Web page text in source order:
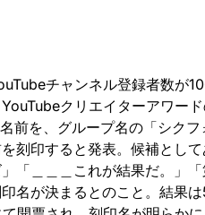
チャンネル登録者数が
クリエイターアワー
前を、グループ名の「シク
刻印すると発表。候補とし
「＿＿＿これが結果だ。」
名が決まるとのこと。結果